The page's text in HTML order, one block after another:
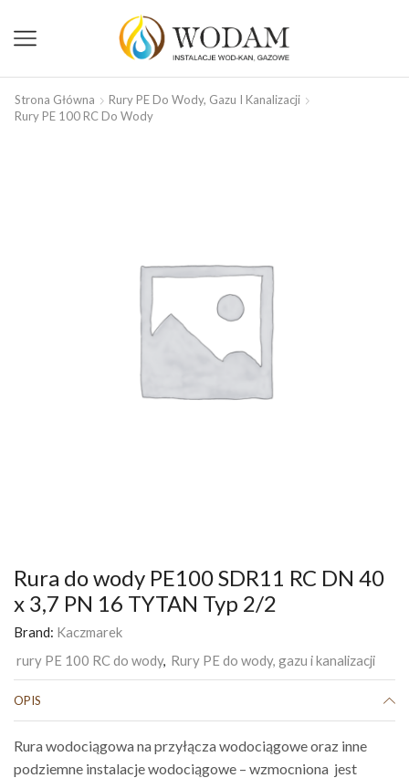
Strona Główna
Rury PE Do Wody, Gazu I Kanalizacji
Rury PE 100 RC Do Wody
Rura do wody PE100 SDR11 RC DN 40
x 3,7 PN 16 TYTAN Typ 2/2
Brand: Kaczmarek
rury PE 100 RC do wody, Rury PE do wody, gazu i kanalizacji
OPIS
Rura wodociągowa na przyłącza wodociągowe oraz inne
podziemne instalacje wodociągowe – wzmocniona jest